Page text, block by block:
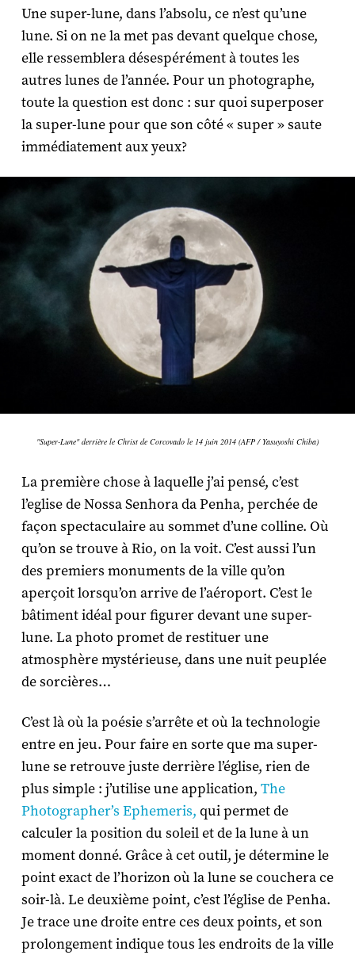
Une super-lune, dans l’absolu, ce n’est qu’une
lune. Si on ne la met pas devant quelque chose,
elle ressemblera désespérément à toutes les
autres lunes de l’année. Pour un photographe,
toute la question est donc : sur quoi superposer
la super-lune pour que son côté « super » saute
immédiatement aux yeux?
"Super-Lune" derrière le Christ de Corcovado le 14 juin 2014 (AFP / Yasuyoshi Chiba)
La première chose à laquelle j’ai pensé, c’est
l’eglise de Nossa Senhora da Penha, perchée de
façon spectaculaire au sommet d’une colline. Où
qu’on se trouve à Rio, on la voit. C’est aussi l’un
des premiers monuments de la ville qu’on
aperçoit lorsqu’on arrive de l’aéroport. C’est le
bâtiment idéal pour figurer devant une super-
lune. La photo promet de restituer une
atmosphère mystérieuse, dans une nuit peuplée
de sorcières…
C’est là où la poésie s’arrête et où la technologie
entre en jeu. Pour faire en sorte que ma super-
lune se retrouve juste derrière l’église, rien de
plus simple : j’utilise une application, The
Photographer’s Ephemeris, qui permet de
calculer la position du soleil et de la lune à un
moment donné. Grâce à cet outil, je détermine le
point exact de l’horizon où la lune se couchera ce
soir-là. Le deuxième point, c’est l’église de Penha.
Je trace une droite entre ces deux points, et son
prolongement indique tous les endroits de la ville